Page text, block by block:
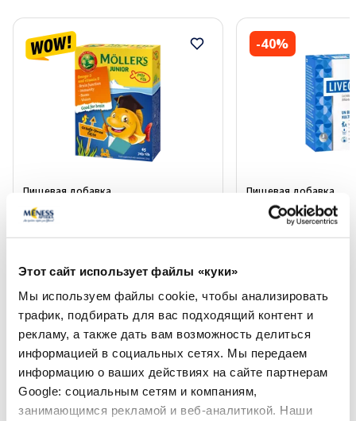
Этот сайт использует файлы «куки»
Мы используем файлы cookie, чтобы анализировать
трафик, подбирать для вас подходящий контент и
рекламу, а также дать вам возможность делиться
информацией в социальных сетях. Мы передаем
информацию о ваших действиях на сайте партнерам
Google: социальным сетям и компаниям,
занимающимся рекламой и веб-аналитикой. Наши
Пищевая добавка
MOLLERS Junior C Апельсиново-
Лимонным Вкусом желейные
рыбки, 45 шт.
9.79 €
В корзину
Регулярная цена: 21.49 €
-40%
Пищевая добавка
LIVEO Kids
Page 1 of 10